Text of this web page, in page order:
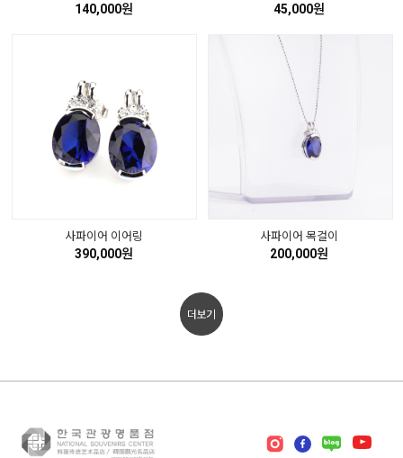
140,000원 45,000원
사파이어 이어링
390,000원
사파이어 목걸이
200,000원